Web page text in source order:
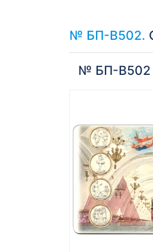
№ БП-В502.
№ БП-В502